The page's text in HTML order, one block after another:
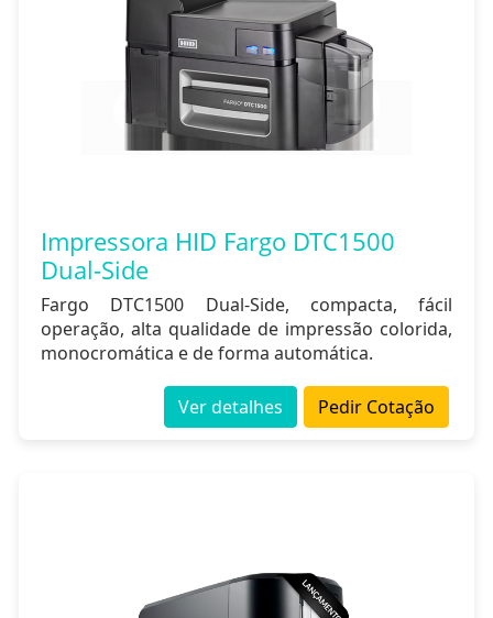
Impressora HID Fargo DTC1500
Dual-Side
Fargo DTC1500 Dual-Side, compacta, fácil
operação, alta qualidade de impressão colorida,
monocromática e de forma automática.
Pedir Cotação
Ver detalhes